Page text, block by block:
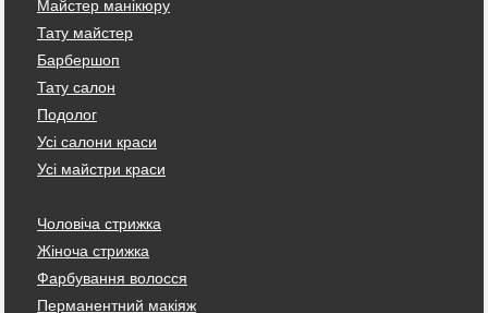
Майстер манікюру
Тату майстер
Барбершоп
Тату салон
Подолог
Усі салони краси
Усі майстри краси
Чоловіча стрижка
Жіноча стрижка
Фарбування волосся
Перманентний макіяж